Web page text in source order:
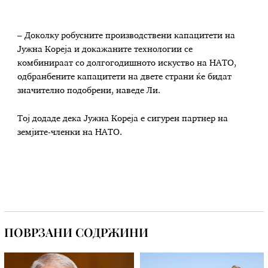
– Доколку робусните производствени капацитети на
Јужна Кореја и докажаните технологии се
комбинираат со долгогодишното искуство на НАТО,
одбранбените капацитети на двете страни ќе бидат
значително подобрени, наведе Ли.
Тој додаде дека Јужна Кореја е сигурен партнер на
земјите-членки на НАТО.
ПОВРЗАНИ СОДРЖИНИ